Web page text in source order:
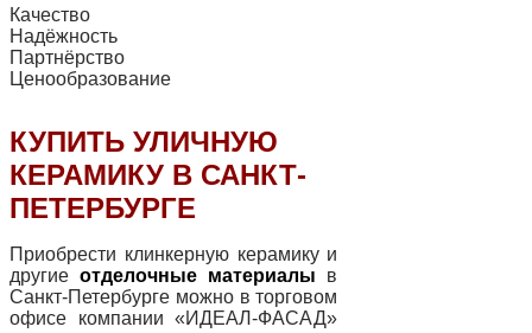
Качество
Надёжность
Партнёрство
Ценообразование
КУПИТЬ УЛИЧНУЮ
КЕРАМИКУ В САНКТ-
ПЕТЕРБУРГЕ
Приобрести клинкерную керамику и
другиеотделочные материалы в
Санкт-Петербурге можно в торговом
офисе компании «ИДЕАЛ-ФАСАД»